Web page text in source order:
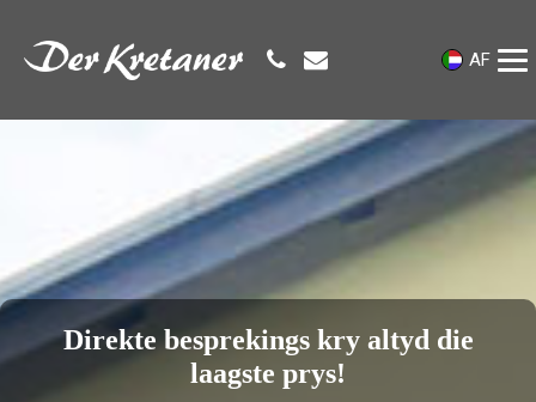
AF
Direkte besprekings kry altyd die
laagste prys!